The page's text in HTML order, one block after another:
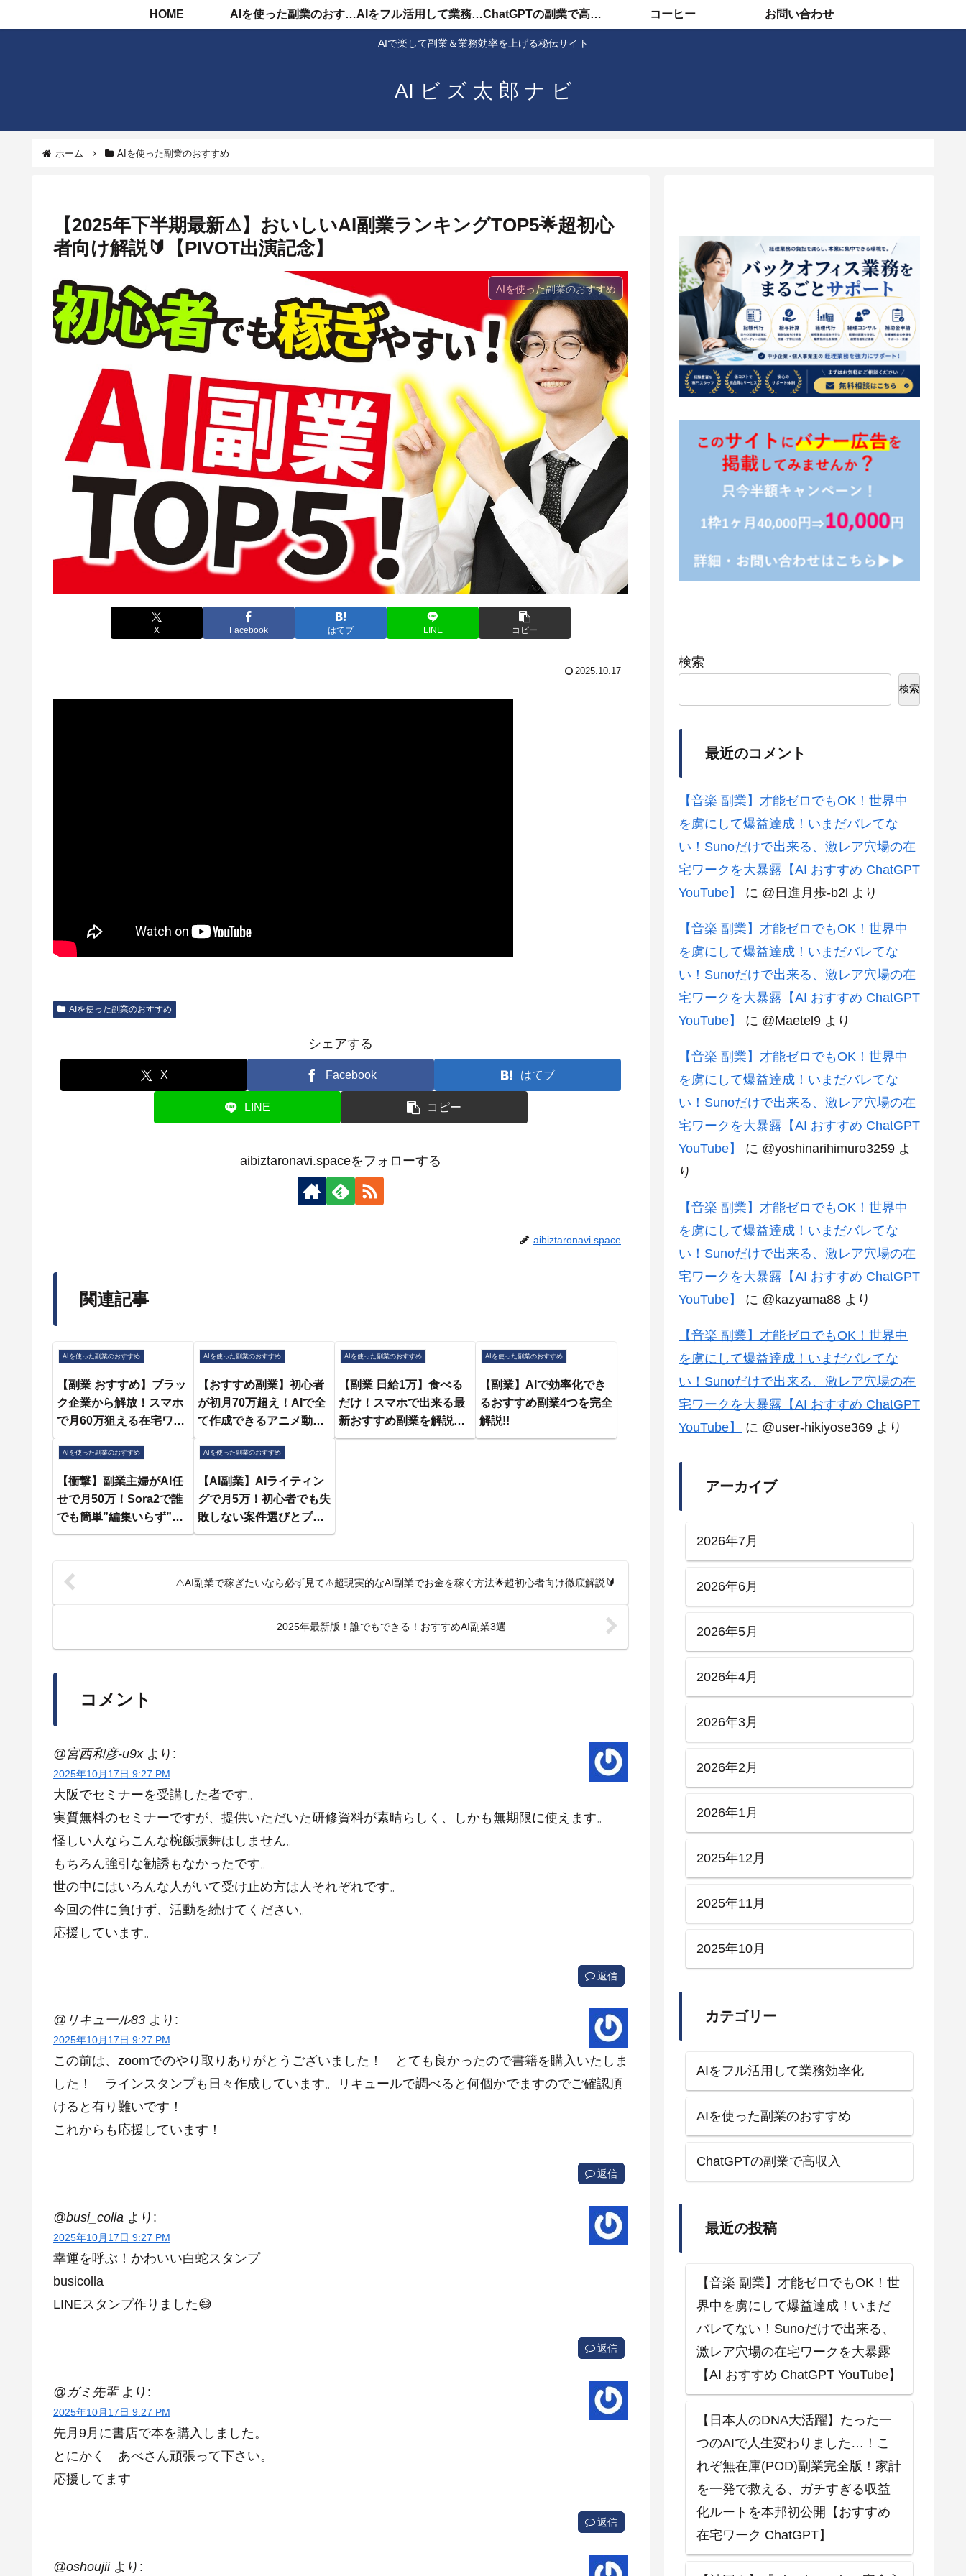
AIで楽して副業＆業務効率を上げる秘伝サイト
AI ビ ズ 太 郎 ナ ビ
HOME AIを使った副業のおすすめ AIをフル活用して業務効率化 ChatGPTの副業で高収入 コーヒー お問い合わせ
ホーム AIを使った副業のおすすめ
【2025年下半期最新⚠️】おいしいAI副業ランキングTOP5🌟超初心
者向け解説🔰【PIVOT出演記念】
AIを使った副業のおすすめ
X Facebook はてブ LINE コピー
2025.10.17
AIを使った副業のおすすめ
シェアする
X Facebook はてブ
LINE コピー
aibiztaronavi.spaceをフォローする
aibiztaronavi.space
関連記事
AIを使った副業のおすすめ
【副業 おすすめ】ブラッ
ク企業から解放！スマホ
で月60万狙える在宅ワー
話題なので解説します！
【fire】【ノースキル】
【AI副業】【フリーラン
ス】
AIを使った副業のおすすめ
【おすすめ副業】初心者
が初月70万超え！AIで全
て作成できるアニメ動画
密を徹底解説！【在宅ワ
ーク】【ChatGPT】【作
り方】【Vidu】
AIを使った副業のおすすめ
【副業 日給1万】食べる
だけ！スマホで出来る最
新おすすめ副業を解説！
【ポイ活】【AI】 【在宅
AIを使った副業のおすすめ
【副業】AIで効率化でき
るおすすめ副業4つを完全
解説!!
AIを使った副業のおすすめ
【衝撃】副業主婦がAI任
せで月50万！Sora2で誰
でも簡単”編集いらず”の
プロ動画が出来る最新AI
ワーク】【おすすめ 副
業】【AI動画作成】
AIを使った副業のおすすめ
【AI副業】AIライティン
グで月5万！初心者でも失
敗しない案件選びとプロ
ンプト術
⚠️AI副業で稼ぎたいなら必ず見て⚠️超現実的なAI副業でお金を稼ぐ方法🌟超初心者向け徹底解説🔰
2025年最新版！誰でもできる！おすすめAI副業3選
コメント
@宮西和彦-u9x より:
2025年10月17日 9:27 PM
大阪でセミナーを受講した者です。
実質無料のセミナーですが、提供いただいた研修資料が素晴らしく、しかも無期限に使えます。
怪しい人ならこんな椀飯振舞はしません。
もちろん強引な勧誘もなかったです。
世の中にはいろんな人がいて受け止め方は人それぞれです。
今回の件に負けず、活動を続けてください。
応援しています。
返信
@リキュ一ル83 より:
2025年10月17日 9:27 PM
この前は、zoomでのやり取りありがとうございました！ とても良かったので書籍を購入いたしま
した！ ラインスタンプも日々作成しています。リキュールで調べると何個かでますのでご確認頂
けると有り難いです！
これからも応援しています！
返信
@busi_colla より:
2025年10月17日 9:27 PM
幸運を呼ぶ！かわいい白蛇スタンプ
busicolla
LINEスタンプ作りました😅
返信
@ガミ先輩 より:
2025年10月17日 9:27 PM
先月9月に書店で本を購入しました。
とにかく あべさん頑張って下さい。
応援してます
返信
@oshoujii より:
検索
検索
最近のコメント
【音楽 副業】才能ゼロでもOK！世界中
を虜にして爆益達成！いまだバレてな
い！Sunoだけで出来る、激レア穴場の在
宅ワークを大暴露【AI おすすめ ChatGPT
YouTube】
に @日進月歩-b2l より
【音楽 副業】才能ゼロでもOK！世界中
を虜にして爆益達成！いまだバレてな
い！Sunoだけで出来る、激レア穴場の在
宅ワークを大暴露【AI おすすめ ChatGPT
YouTube】
に @Maetel9 より
【音楽 副業】才能ゼロでもOK！世界中
を虜にして爆益達成！いまだバレてな
い！Sunoだけで出来る、激レア穴場の在
宅ワークを大暴露【AI おすすめ ChatGPT
YouTube】
に @yoshinarihimuro3259 よ
り
【音楽 副業】才能ゼロでもOK！世界中
を虜にして爆益達成！いまだバレてな
い！Sunoだけで出来る、激レア穴場の在
宅ワークを大暴露【AI おすすめ ChatGPT
YouTube】
に @kazyama88 より
【音楽 副業】才能ゼロでもOK！世界中
を虜にして爆益達成！いまだバレてな
い！Sunoだけで出来る、激レア穴場の在
宅ワークを大暴露【AI おすすめ ChatGPT
YouTube】
に @user-hikiyose369 より
アーカイブ
2026年7月
2026年6月
2026年5月
2026年4月
2026年3月
2026年2月
2026年1月
2025年12月
2025年11月
2025年10月
カテゴリー
AIをフル活用して業務効率化
AIを使った副業のおすすめ
ChatGPTの副業で高収入
最近の投稿
【音楽 副業】才能ゼロでもOK！世
界中を虜にして爆益達成！いまだ
バレてない！Sunoだけで出来る、
激レア穴場の在宅ワークを大暴露
【AI おすすめ ChatGPT YouTube】
【日本人のDNA大活躍】たった一
つのAIで人生変わりました…！こ
れぞ無在庫(POD)副業完全版！家計
を一発で救える、ガチすぎる収益
化ルートを本邦初公開【おすすめ
在宅ワーク ChatGPT】